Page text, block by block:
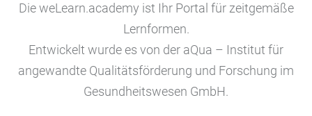
Die weLearn.academy ist Ihr Portal für zeitgemäße
Lernformen.
Entwickelt wurde es von der aQua – Institut für
angewandte Qualitätsförderung und Forschung im
Gesundheitswesen GmbH.